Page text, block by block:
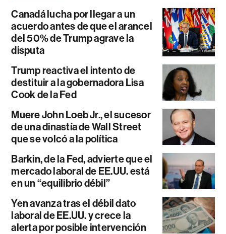
Canadá lucha por llegar a un
acuerdo antes de que el arancel
del 50% de Trump agrave la
disputa
Trump reactiva el intento de
destituir a la gobernadora Lisa
Cook de la Fed
Muere John Loeb Jr., el sucesor
de una dinastía de Wall Street
que se volcó a la política
Barkin, de la Fed, advierte que el
mercado laboral de EE.UU. está
en un “equilibrio débil”
Yen avanza tras el débil dato
laboral de EE.UU. y crece la
alerta por posible intervención